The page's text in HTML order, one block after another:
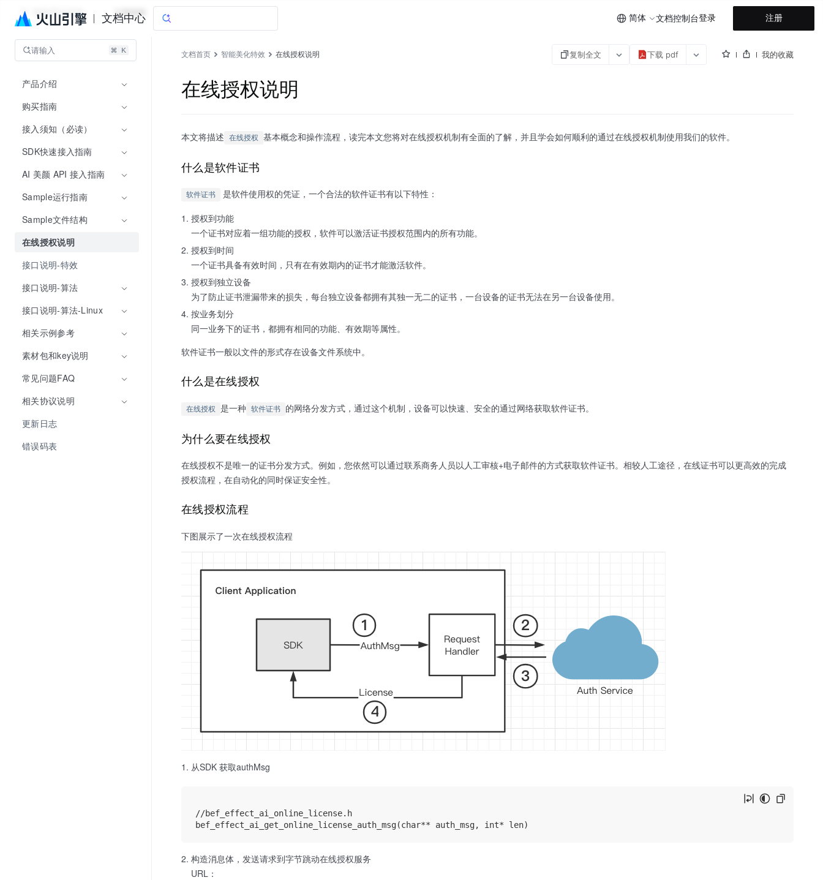
文档中心 简体 文档控制台登录 注册
智能美化特效 文档指南
请输入
产品介绍
购买指南
接入须知（必读）
SDK快速接入指南
AI 美颜 API 接入指南
Sample运行指南
Sample文件结构
在线授权说明
接口说明-特效
接口说明-算法
接口说明-算法-Linux
相关示例参考
素材包和key说明
常见问题FAQ
相关协议说明
更新日志
错误码表
文档首页 智能美化特效 在线授权说明 复制全文 下载 pdf 我的收藏
在线授权说明
本文将描述 在线授权 基本概念和操作流程，读完本文您将对在线授权机制有全面的了解，并且学会如何顺利的通过在线授权机制使用我们的软件。
什么是软件证书
软件证书
是软件使用权的凭证，一个合法的软件证书有以下特性：
授权到功能
一个证书对应着一组功能的授权，软件可以激活证书授权范围内的所有功能。
授权到时间
一个证书具备有效时间，只有在有效期内的证书才能激活软件。
授权到独立设备
为了防止证书泄漏带来的损失，每台独立设备都拥有其独一无二的证书，一台设备的证书无法在另一台设备使用。
按业务划分
同一业务下的证书，都拥有相同的功能、有效期等属性。
软件证书一般以文件的形式存在设备文件系统中。
什么是在线授权
在线授权 是一种 软件证书 的网络分发方式，通过这个机制，设备可以快速、安全的通过网络获取软件证书。
为什么要在线授权
在线授权不是唯一的证书分发方式。例如，您依然可以通过联系商务人员以人工审核+电子邮件的方式获取软件证书。相较人工途径，在线证书可以更高效的完成
授权流程，在自动化的同时保证安全性。
在线授权流程
下图展示了一次在线授权流程
从SDK 获取authMsg
//bef_effect_ai_online_license.h
构造消息体，发送请求到字节跳动在线授权服务
URL：